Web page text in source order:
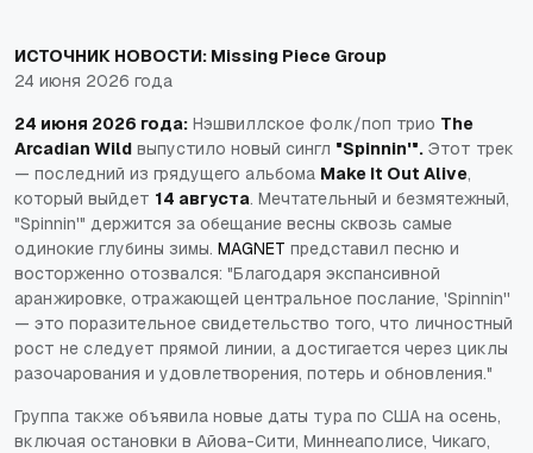
ИСТОЧНИК НОВОСТИ: Missing Piece Group
24 июня 2026 года
24 июня 2026 года: Нэшвиллское фолк/поп трио The
Arcadian Wild выпустило новый сингл "Spinnin'". Этот трек
— последний из грядущего альбома Make It Out Alive,
который выйдет 14 августа. Мечтательный и безмятежный,
"Spinnin'" держится за обещание весны сквозь самые
одинокие глубины зимы. MAGNET представил песню и
восторженно отозвался: "Благодаря экспансивной
аранжировке, отражающей центральное послание, 'Spinnin''
— это поразительное свидетельство того, что личностный
рост не следует прямой линии, а достигается через циклы
разочарования и удовлетворения, потерь и обновления."
Группа также объявила новые даты тура по США на осень,
включая остановки в Айова-Сити, Миннеаполисе, Чикаго,